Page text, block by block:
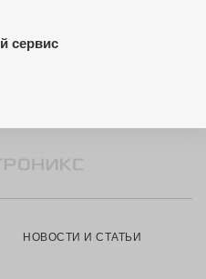
сервис
НОВОСТИ И СТАТЬИ